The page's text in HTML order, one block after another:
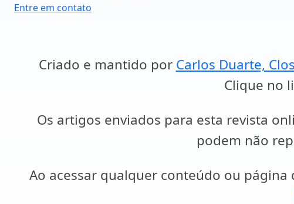
Entre em contato
Criado e mantido por Carlos Duarte,
Clique no
Os artigos enviados para esta revista
podem não
Ao acessar qualquer conteúdo ou